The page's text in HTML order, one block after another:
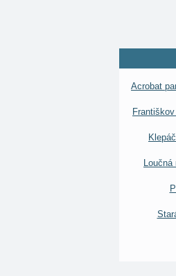
Acrobat
Loučná